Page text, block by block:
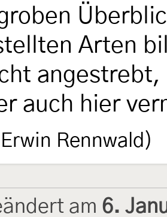
Arten
auch hier
Rennwald)
am 6.